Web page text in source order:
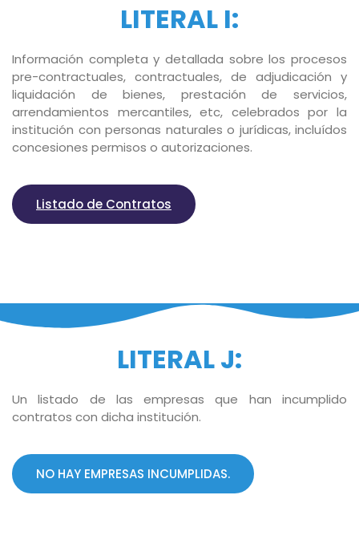
LITERAL I:
Información completa y detallada sobre los procesos
pre-contractuales, contractuales, de adjudicación y
liquidación de bienes, prestación de servicios,
arrendamientos mercantiles, etc, celebrados por la
institución con personas naturales o jurídicas, incluídos
concesiones permisos o autorizaciones.
Listado de Contratos
LITERAL J:
Un listado de las empresas que han incumplido
contratos con dicha institución.
NO HAY EMPRESAS INCUMPLIDAS.